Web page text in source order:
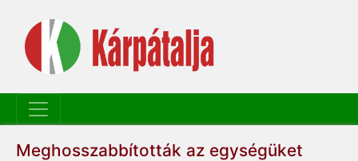
Meghosszabbították az egységüket